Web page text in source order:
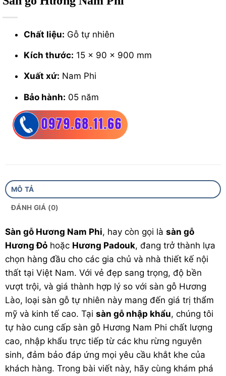
Chất liệu: Gỗ tự nhiên
Kích thước: 15 x 90 x 900 mm
Xuất xứ: Nam Phi
Bảo hành: 05 năm
MÔ TẢ
ĐÁNH GIÁ (0)
Sàn gỗ Hương Nam Phi, hay còn gọi là sàn gỗ
Hương Đỏ hoặc Hương Padouk, đang trở thành lựa
chọn hàng đầu cho các gia chủ và nhà thiết kế nội
thất tại Việt Nam. Với vẻ đẹp sang trọng, độ bền
vượt trội, và giá thành hợp lý so với sàn gỗ Hương
Lào, loại sàn gỗ tự nhiên này mang đến giá trị thẩm
mỹ và kinh tế cao. Tại sàn gỗ nhập khẩu, chúng tôi
tự hào cung cấp sàn gỗ Hương Nam Phi chất lượng
cao, nhập khẩu trực tiếp từ các khu rừng nguyên
sinh, đảm bảo đáp ứng mọi yêu cầu khắt khe của
khách hàng. Trong bài viết này, hãy cùng khám phá